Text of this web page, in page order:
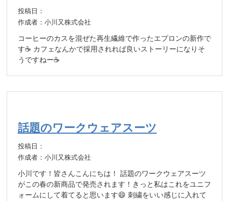
投稿日：
作成者：小川又株式会社
コーヒーのカスを混ぜた再生繊維で作ったエプロンの新作で
す☕️ カフェなんかで採用されれば良いストーリーになりそ
うですねー☕️
話題のワークウェアスーツ
投稿日：
作成者：小川又株式会社
小川です！皆さんこんにちは！ 話題のワークウェアスーツ
がこの春の新商品で発売されます！きっと私はこれをユニフ
ォームにして着てると思います😄 刺繍をいい感じに入れて